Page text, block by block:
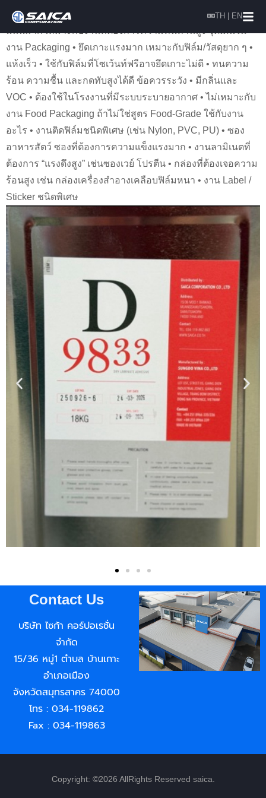
TH | EN
คือกาวที่มี Solvent เป็นส่วนประกอบ ทำให้แห้งเร็วและเกาะ
งาน Packaging • ยึดเกาะแรงมาก เหมาะกับฟิล์ม/วัสดุยาก ๆ •
แห้งเร็ว • ใช้กับฟิล์มที่โซเว้นท์ฟรีอาจยึดเกาะไม่ดี • ทนความ
ร้อน ความชื้น และกดทับสูงได้ดี ข้อควรระวัง • มีกลิ่นและ
VOC • ต้องใช้ในโรงงานที่มีระบบระบายอากาศ • ไม่เหมาะกับ
งาน Food Packaging ถ้าไม่ใช่สูตร Food-Grade ใช้กับงาน
อะไร • งานติดฟิล์มชนิดพิเศษ (เช่น Nylon, PVC, PU) • ซอง
อาหารสัตว์ ซองที่ต้องการความแข็งแรงมาก • งานลามิเนตที่
ต้องการ “แรงดึงสูง” เช่นซองเวย์ โปรตีน • กล่องที่ต้องเจอความ
ร้อนสูง เช่น กล่องเครื่องสำอางเคลือบฟิล์มหนา • งาน Label /
Sticker ชนิดพิเศษ
Contact Us
บริษัท ไซก้า คอร์ปอเรชั่น
จำกัด
15/36 หมู่1 ตำบล บ้านเกาะ
อำเภอเมือง
จังหวัดสมุทรสาคร 74000
โทร : 034-119862
Fax : 034-119863
Copyright: ©2026 AllRights Reserved saica.